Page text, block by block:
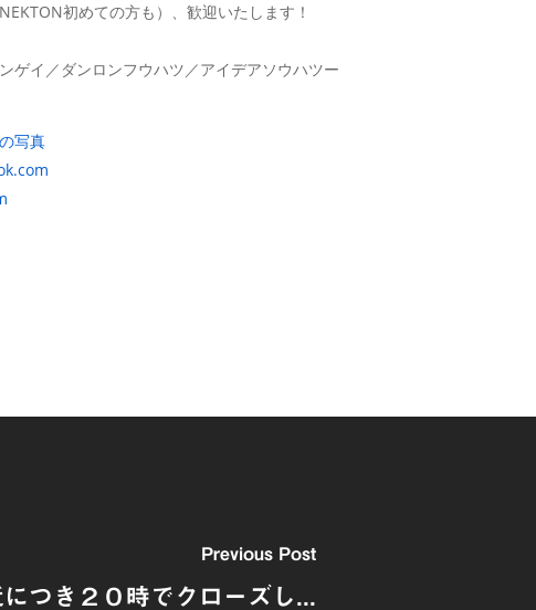
初めての方も）、歓迎いたします！
ゲイ／ダンロンフウハツ／アイデアソウハツー
写真
Previous Post
つき２０時でクローズし...